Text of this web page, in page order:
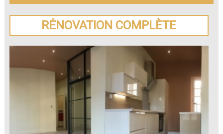
RÉNOVATION COMPLÈTE